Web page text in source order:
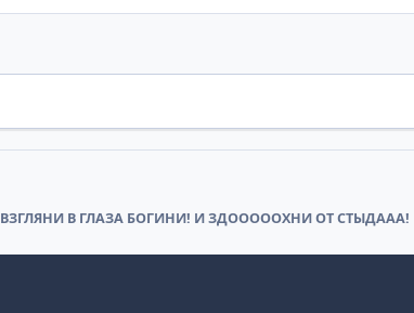
ВЗГЛЯНИ В ГЛАЗА БОГИНИ! И ЗДОООООХНИ ОТ СТЫДААА!